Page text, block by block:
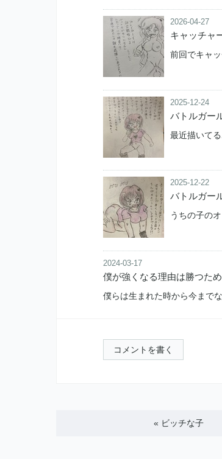
2026-04-27
キャッチャ
前回でキャ
2025-12-24
バトルガー
最近描いて
2025-12-22
バトルガー
うちの子の
2024-03-17
僕が強くなる理由は勝つた
僕らは生まれた時から今まで
コメントを書く
« ビッチな子